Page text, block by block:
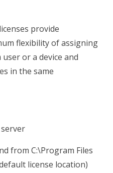
provide
flexibility of assigning
or a device and
in the same
from C:\Program Files
license location)